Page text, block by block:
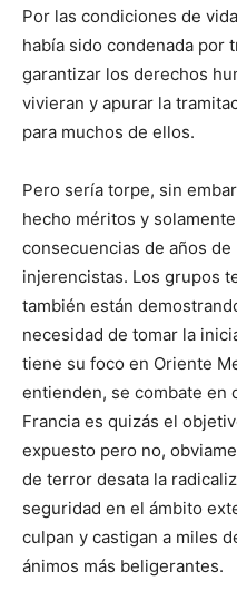
Por las condiciones de
había sido condenada por
garantizar los derechos
vivieran y apurar la
para muchos de ellos.
Pero sería torpe, sin
hecho méritos y
consecuencias de años
injerencistas. Los grupos
también están
necesidad de tomar la
tiene su foco en Oriente
entienden, se combate en
Francia es quizás el
expuesto pero no,
de terror desata la
seguridad en el ámbito
culpan y castigan a miles
ánimos más beligerantes.